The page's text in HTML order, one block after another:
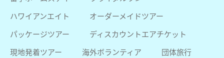
ハワイアンエイト
オーダーメイドツアー
パッケージツアー
ディスカウントエアチケット
現地発着ツアー
海外ボランティア
団体旅行